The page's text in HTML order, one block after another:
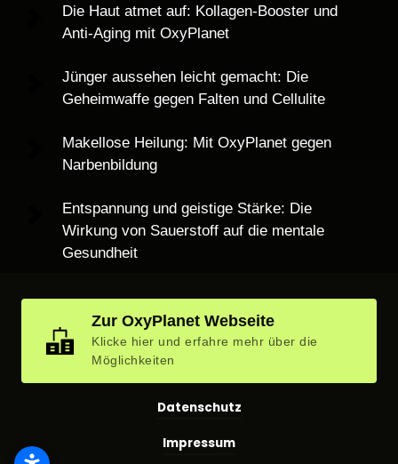
Die Haut atmet auf: Kollagen-Booster und
Anti-Aging mit OxyPlanet
Jünger aussehen leicht gemacht: Die
Geheimwaffe gegen Falten und Cellulite
Makellose Heilung: Mit OxyPlanet gegen
Narbenbildung
Entspannung und geistige Stärke: Die
Wirkung von Sauerstoff auf die mentale
Gesundheit
Zur OxyPlanet Webseite
Klicke hier und erfahre mehr über die
Möglichkeiten
Datenschutz
Impressum